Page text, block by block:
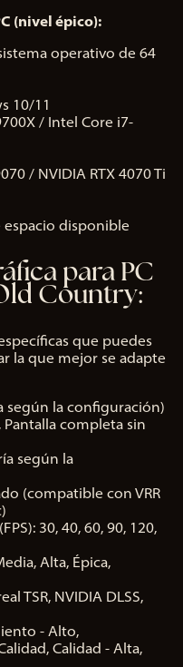
(nivel épico):
operativo de 64
10/11
/ Intel Core i7-
/ NVIDIA RTX 4070 Ti
espacio disponible
para PC
Country:
que puedes
la que mejor se adapte
según la configuración)
completa sin
según la
(compatible con VRR
30, 40, 60, 90, 120,
Alta, Épica,
TSR, NVIDIA DLSS,
- Alto,
Calidad - Alta,